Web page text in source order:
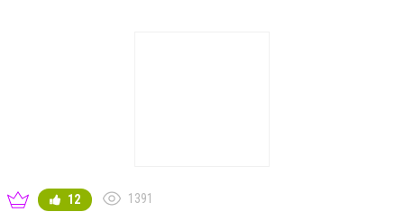
12 1391